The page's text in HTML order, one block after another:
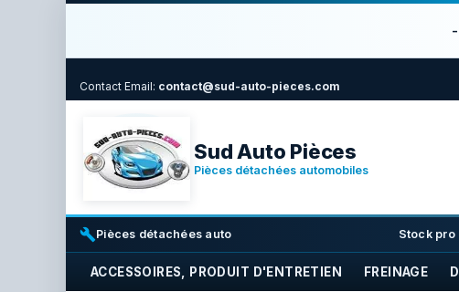
Contact Email: contact@sud-auto-pieces.com
Sud Auto Pièces
Pièces détachées automobiles
buildPièces détachées auto Stock pro
ACCESSOIRES, PRODUIT D'ENTRETIEN FREINAGE